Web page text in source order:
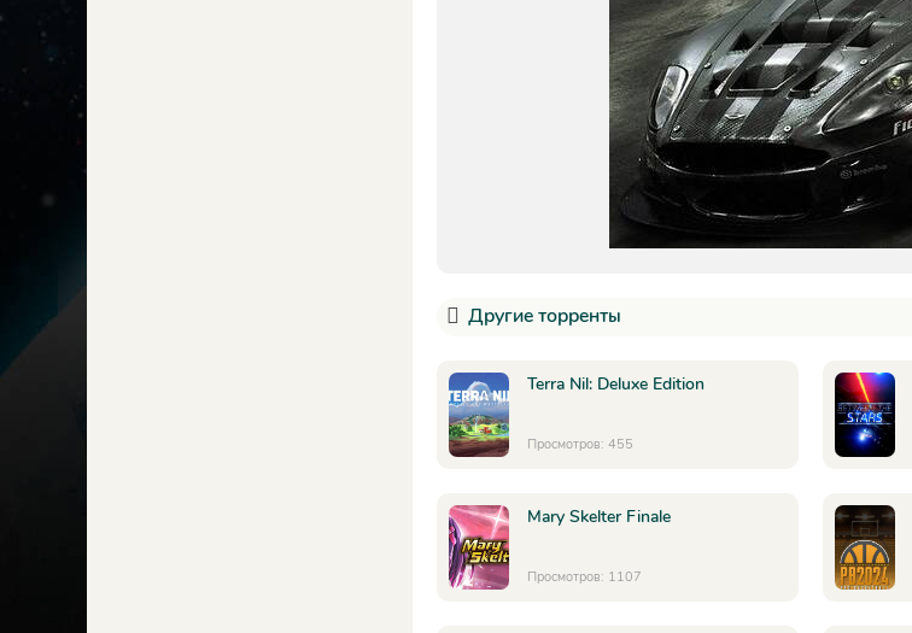
Другие торренты
Terra Nil: Deluxe Edition
Просмотров: 455
Mary Skelter Finale
Просмотров: 1107